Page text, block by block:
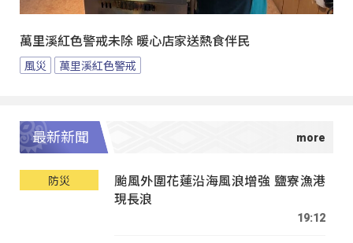
萬里溪紅色警戒未除 暖心店家送熱食伴民
風災 萬里溪紅色警戒
最新新聞
防災
颱風外圍花蓮沿海風浪增強 鹽寮漁港
現長浪
19:12